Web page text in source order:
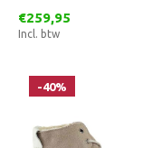
€259,95
Incl. btw
-40%